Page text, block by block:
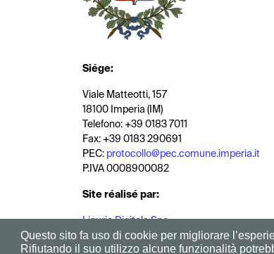
Questo sito fa uso di cookie per migliorare
Rifiutando il suo utilizzo alcune funzionalità
Siége:
Viale Matteotti, 157
18100 Imperia (IM)
Telefono: +39 0183 7011
Fax: +39 0183 290691
PEC: protocollo@pec.comune.imperia.it
P.IVA 0008900082
Site réalisé par:
Liguria Digitale Spa